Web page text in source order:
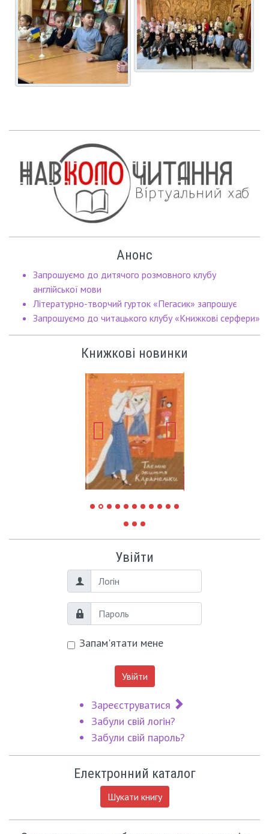
Анонс
Запрошуємо до дитячого розмовного клубу
англійської мови
Літературно-творчий гурток «Пегасик» запрошує
Запрошуємо до читацького клубу «Книжкові серфери»
Книжкові новинки
Увійти
Логін
Пароль
Запам'ятати мене
Увійти
Зареєструватися
Забули свій логін?
Забули свій пароль?
Електронний каталог
Шукати книгу